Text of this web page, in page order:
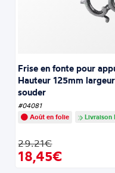
Frise en fonte pour
Hauteur 125mm
souder
#04081
Août en folie
Livraison
29.21€
18,45€